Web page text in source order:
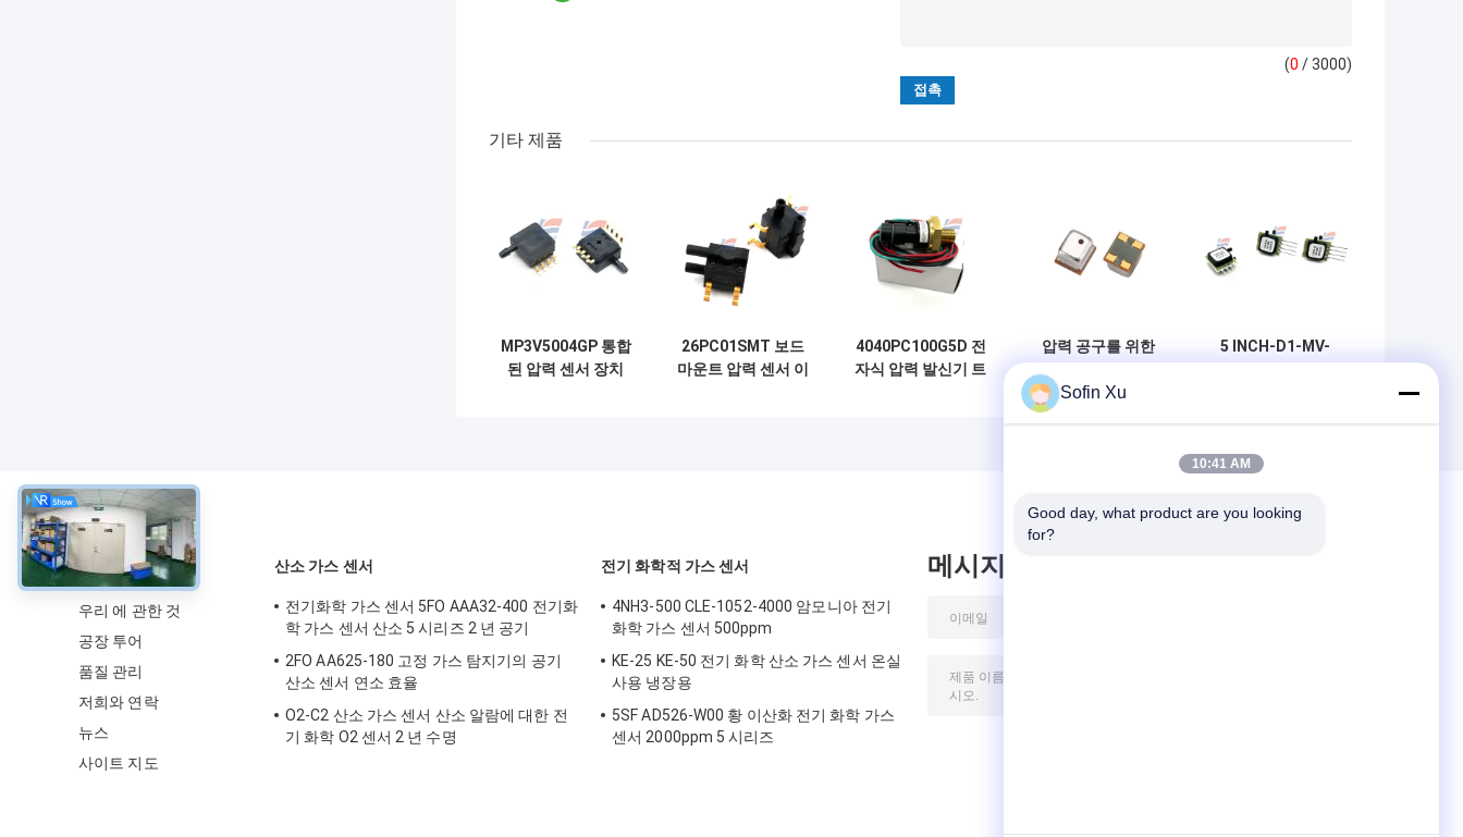
(0 / 3000)
기타 제품
MP3V5004GP 통합
된 압력 센서 장치
26PC01SMT 보드
마운트 압력 센서 이
4040PC100G5D 전
자식 압력 발신기 트
압력 공구를 위한
전자 압력 센서 15V
5 INCH-D1-MV-
약
우리 에 관한 것
공장 투어
품질 관리
저희와 연락
뉴스
사이트 지도
산소 가스 센서
전기화학 가스 센서 5FO AAA32-400 전기화
학 가스 센서 산소 5 시리즈 2 년 공기
2FO AA625-180 고정 가스 탐지기의 공기
산소 센서 연소 효율
O2-C2 산소 가스 센서 산소 알람에 대한 전
기 화학 O2 센서 2 년 수명
전기 화학적 가스 센서
4NH3-500 CLE-1052-4000 암모니아 전기
화학 가스 센서 500ppm
KE-25 KE-50 전기 화학 산소 가스 센서 온실
사용 냉장용
5SF AD526-W00 황 이산화 전기 화학 가스
센서 2000ppm 5 시리즈
메시지를 남겨주세요
Sofin Xu
10:41 AM
Good day, what product are you looking
for?